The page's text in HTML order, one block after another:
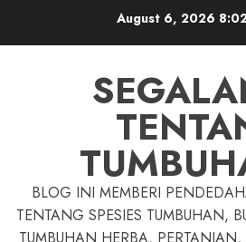
August 6, 2026
BLOG INI MEMBERI
TENTANG SPESIES TUMBUHAN,